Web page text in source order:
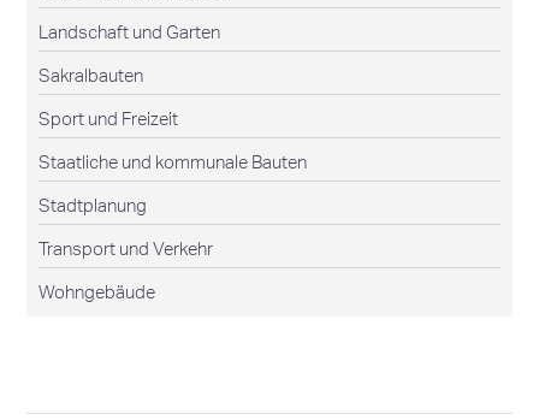
Landschaft und Garten
Sakralbauten
Sport und Freizeit
Staatliche und kommunale Bauten
Stadtplanung
Transport und Verkehr
Wohngebäude